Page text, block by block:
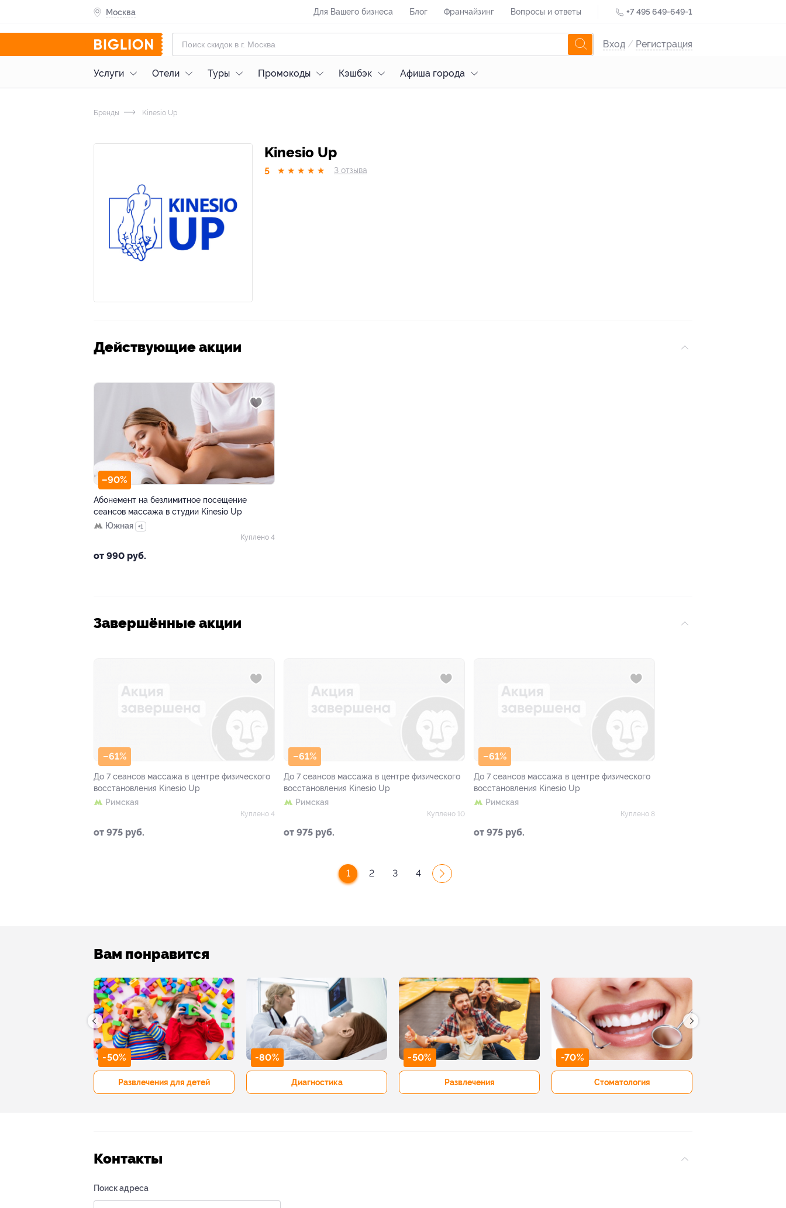
Москва Для Вашего бизнеса Блог Франчайзинг Вопросы и ответы +7 495 649-649-1
Вход / Регистрация
Услуги Отели Туры Промокоды Кэшбэк Афиша города
Бренды Kinesio Up
Kinesio Up
5 ★ ★ ★ ★ ★ 3 отзывa
Действующие акции
–90%
Абонемент на безлимитное посещение
сеансов массажа в студии Kinesio Up
Южная
+1
от 990 руб.
Куплено 4
Завершённые акции
–61%
До 7 сеансов массажа в центре физического
восстановления Kinesio Up
Римская
от 975 руб.
Куплено 4
–61%
До 7 сеансов массажа в центре физического
восстановления Kinesio Up
Римская
от 975 руб.
Куплено 10
–61%
До 7 сеансов массажа в центре физического
восстановления Kinesio Up
Римская
от 975 руб.
Куплено 8
1 2 3 4
Вам понравится
-50%
Развлечения для детей
-80%
Диагностика
-50%
Развлечения
-70%
Стоматология
Контакты
Поиск адреса